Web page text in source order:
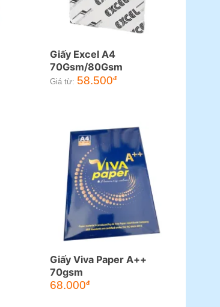
Giấy Excel A4
70Gsm/80Gsm
Giá từ: 58.500đ
Giấy Viva Paper A++
70gsm
68.000đ